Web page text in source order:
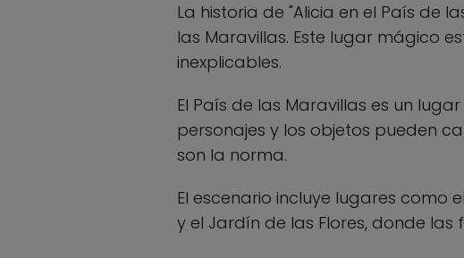
La historia de "Alicia en el País de
las Maravillas. Este lugar mágico
inexplicables.
El País de las Maravillas es un
personajes y los objetos pueden
son la norma.
El escenario incluye lugares como
y el Jardín de las Flores, donde